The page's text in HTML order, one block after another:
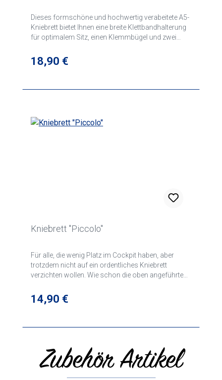
Dieses formschöne und hochwertig verabeitete A5-
Kniebrett bietet Ihnen eine breite Klettbandhalterung
für optimalem Sitz, einen Klemmbügel und zwei
Rückseite findet noch ein Reservestift Platz. Das
Rookie ist ein optimales Einsteiger-Kniebrett.
Regulärer Preis:
18,90 €
Kniebrett "Piccolo"
Für alle, die wenig Platz im Cockpit haben, aber
trotzdem nicht auf ein ordentliches Kniebrett
verzichten wollen. Wie schon die oben angeführten
Von der breiten Klettbandhalterung über den stabilen
Klemmbügel bis hin zu den elastischen
Regulärer Preis:
14,90 €
Produktgalerie überspringen
Zubehör Artikel